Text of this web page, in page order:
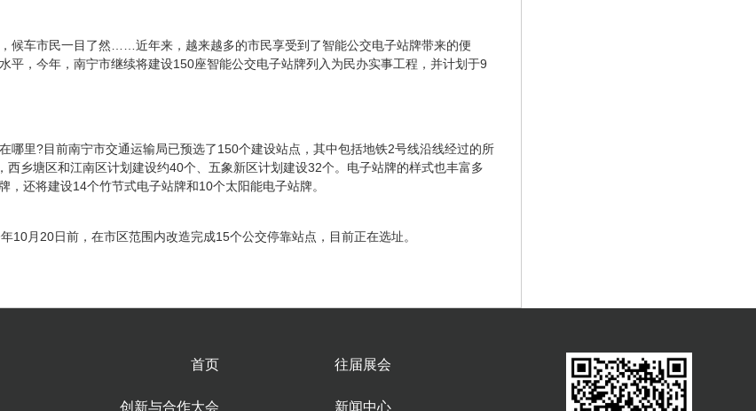
车市民一目了然……近年来，越来越多的市民享受到了智能公交电子站牌带来的便
平，今年，南宁市继续将建设150座智能公交电子站牌列入为民办实事工程，并计划于9
里?目前南宁市交通运输局已预选了150个建设站点，其中包括地铁2号线沿线经过的所
西乡塘区和江南区计划建设约40个、五象新区计划建设32个。电子站牌的样式也丰富多
，还将建设14个竹节式电子站牌和10个太阳能电子站牌。
月20日前，在市区范围内改造完成15个公交停靠站点，目前正在选址。
首页
创新与合作大会
往届展会
新闻中心